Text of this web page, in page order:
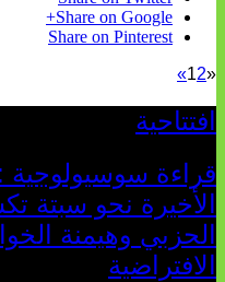
Share on Google+
Share on Pinterest
«
12
»
افتتاحية
قراءة سوسيولوجية
الأخيرة نحو سبتة
الحزبي وهيمنة
الافتراضية